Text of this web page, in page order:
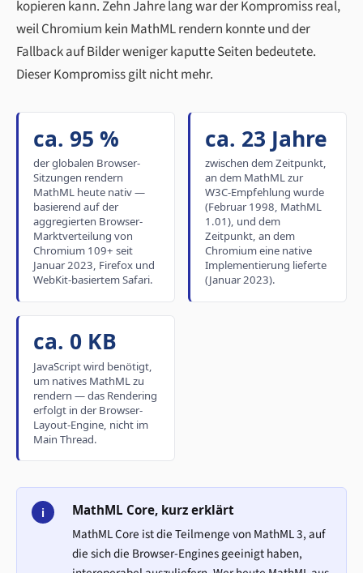
kopieren kann. Zehn Jahre lang war der Kompromiss real,
weil Chromium kein MathML rendern konnte und der
Fallback auf Bilder weniger kaputte Seiten bedeutete.
Dieser Kompromiss gilt nicht mehr.
ca. 95 %
der globalen Browser-
Sitzungen rendern
MathML heute nativ —
basierend auf der
aggregierten Browser-
Marktverteilung von
Chromium 109+ seit
Januar 2023, Firefox und
WebKit-basiertem Safari.
ca. 23 Jahre
zwischen dem Zeitpunkt,
an dem MathML zur
W3C-Empfehlung wurde
(Februar 1998, MathML
1.01), und dem
Zeitpunkt, an dem
Chromium eine native
Implementierung lieferte
(Januar 2023).
ca. 0 KB
JavaScript wird benötigt,
um natives MathML zu
rendern — das Rendering
erfolgt in der Browser-
Layout-Engine, nicht im
Main Thread.
i MathML Core, kurz erklärt
MathML Core ist die Teilmenge von MathML 3, auf
die sich die Browser-Engines geeinigt haben,